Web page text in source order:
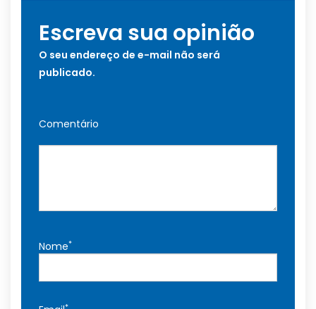
Escreva sua opinião
O seu endereço de e-mail não será
publicado.
Comentário
Nome*